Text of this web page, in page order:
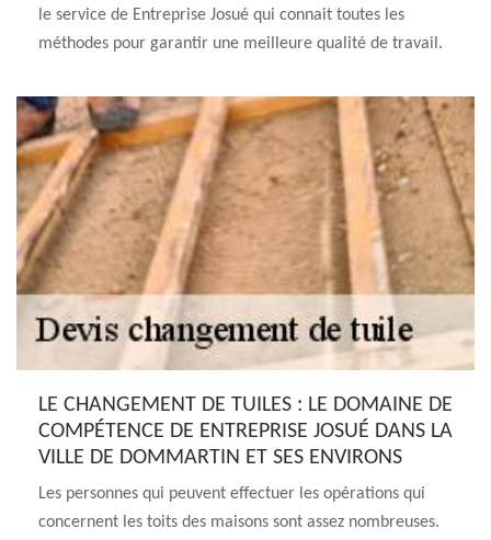
le service de Entreprise Josué qui connait toutes les
méthodes pour garantir une meilleure qualité de travail.
LE CHANGEMENT DE TUILES : LE DOMAINE DE
COMPÉTENCE DE ENTREPRISE JOSUÉ DANS LA
VILLE DE DOMMARTIN ET SES ENVIRONS
Les personnes qui peuvent effectuer les opérations qui
concernent les toits des maisons sont assez nombreuses.